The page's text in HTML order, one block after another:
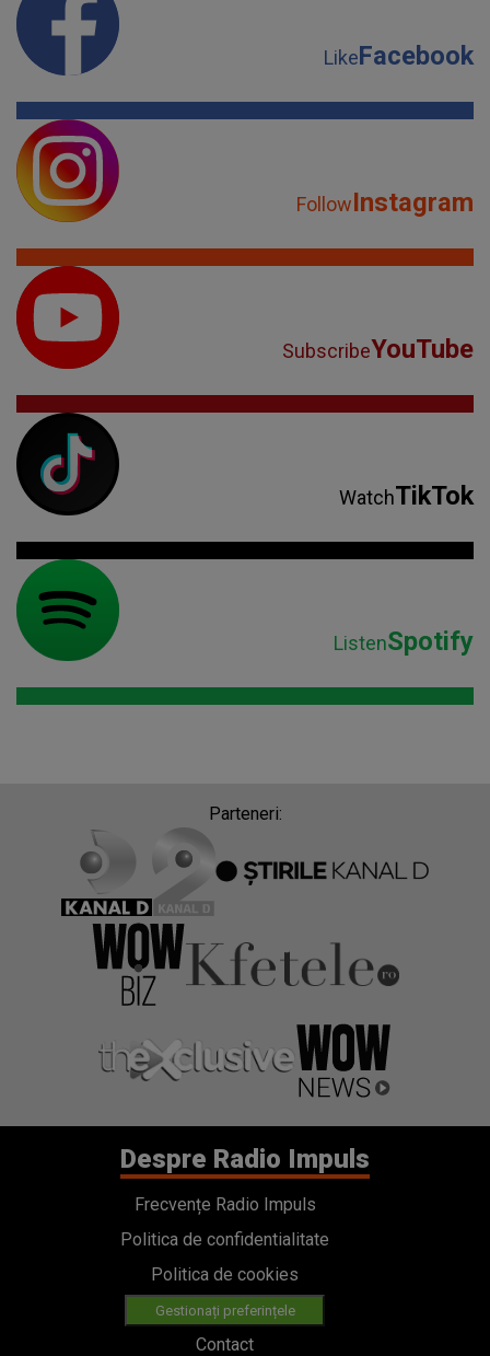
LikeFacebook
FollowInstagram
SubscribeYouTube
WatchTikTok
ListenSpotify
Parteneri:
Despre Radio Impuls
Frecvențe Radio Impuls
Politica de confidentialitate
Politica de cookies
Gestionați preferințele
Contact